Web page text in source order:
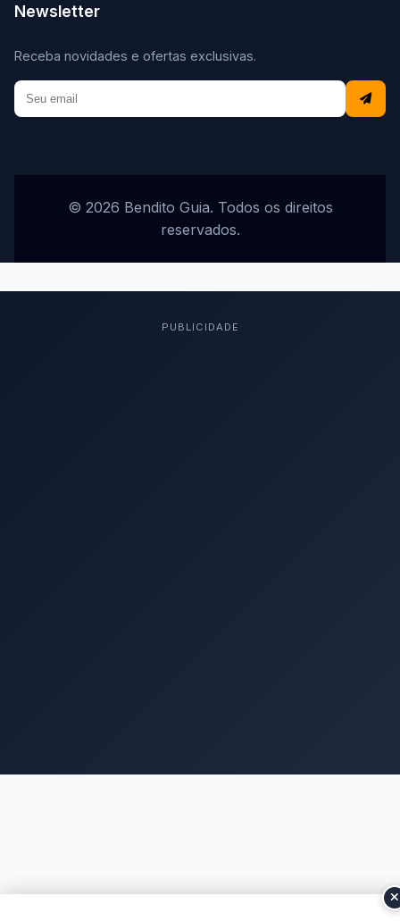
Newsletter
Receba novidades e ofertas exclusivas.
© 2026 Bendito Guia. Todos os direitos
reservados.